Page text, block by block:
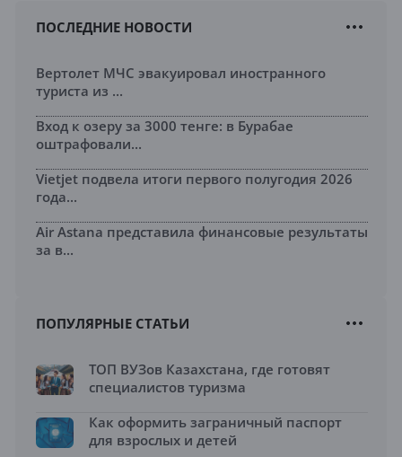
ПОСЛЕДНИЕ НОВОСТИ
Вертолет МЧС эвакуировал иностранного
туриста из ...
Вход к озеру за 3000 тенге: в Бурабае
оштрафовали...
Vietjet подвела итоги первого полугодия 2026
года...
Air Astana представила финансовые результаты
за в...
ПОПУЛЯРНЫЕ СТАТЬИ
ТОП ВУЗов Казахстана, где готовят
специалистов туризма
Как оформить заграничный паспорт
для взрослых и детей